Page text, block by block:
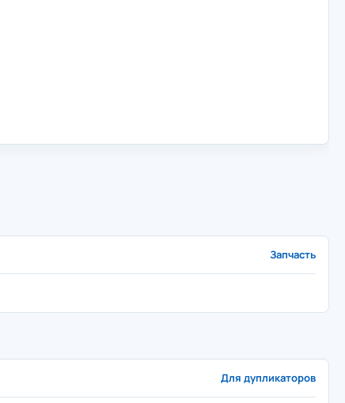
Запчасть
Для дупликаторов